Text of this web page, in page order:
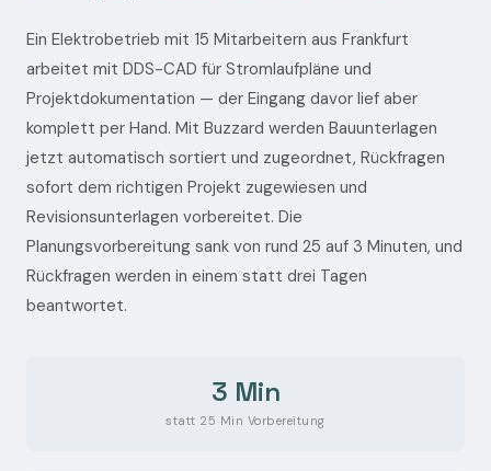
Ein Elektrobetrieb mit 15 Mitarbeitern aus Frankfurt
arbeitet mit DDS-CAD für Stromlaufpläne und
Projektdokumentation — der Eingang davor lief aber
komplett per Hand. Mit Buzzard werden Bauunterlagen
jetzt automatisch sortiert und zugeordnet, Rückfragen
sofort dem richtigen Projekt zugewiesen und
Revisionsunterlagen vorbereitet. Die
Planungsvorbereitung sank von rund 25 auf 3 Minuten, und
Rückfragen werden in einem statt drei Tagen
beantwortet.
3 Min
statt 25 Min Vorbereitung